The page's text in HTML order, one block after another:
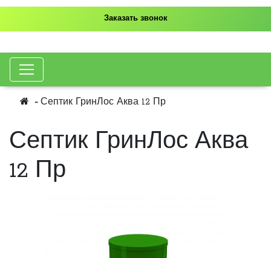
Заказать звонок
Септик ГринЛос Аква 12 Пр
Септик ГринЛос Аква
12 Пр